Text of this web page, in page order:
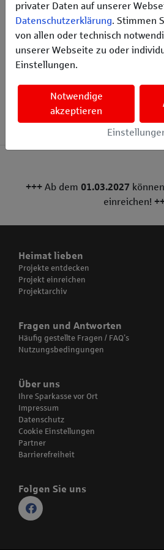
privater Daten auf unserer
Datenschutzerklärung. Stimmen
von allen oder technisch
unserer Webseite zu oder
Einstellungen.
Notwendige
akzeptieren
Sobald wir alle notwendigen
haben, prüfen wir Ihren Verein
es schnellstmöglich
nach vollständiger Eingabe aller
wünschen allen Vereinen und
+++ Ab dem 01.03.2027
einreichen!
Heimat lieben
Projekte entdecken
Projekt einreichen
Projektarchiv
Fragen und Antworten
Häufig gestellte Fragen / FAQ’s
Nutzungsbedingungen
Über uns
Ihre Sparkasse vor Ort
Impressum
Datenschutz
Cookie Einstellungen
Partner
Barrierefreiheit
Folgen Sie uns